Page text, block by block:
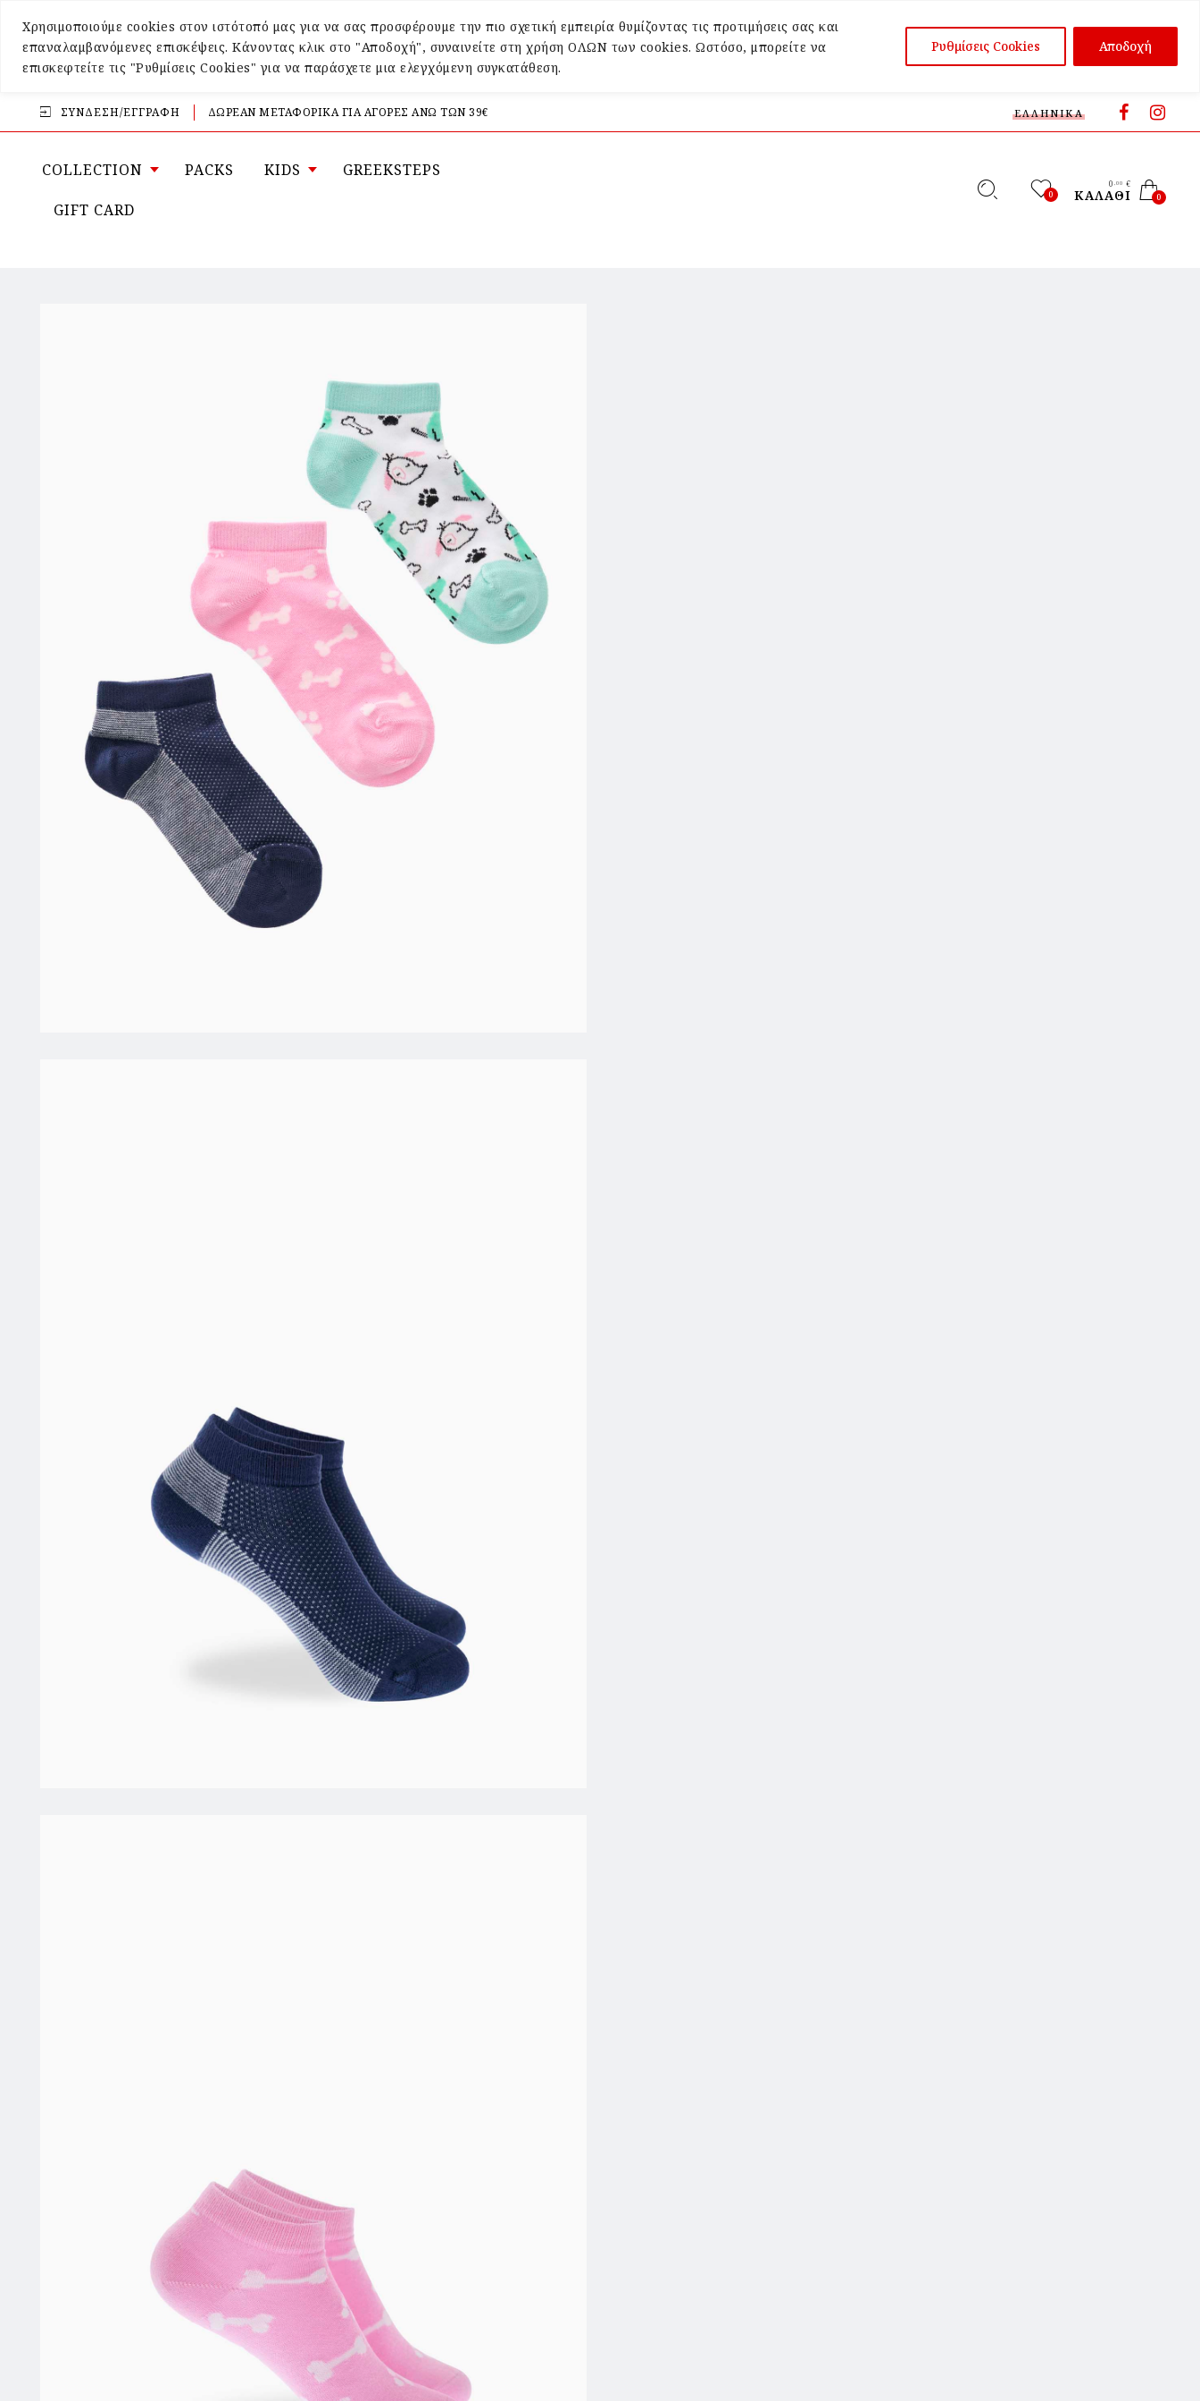
Χρησιμοποιούμε cookies στον ιστότοπό μας για να σας προσφέρουμε την πιο σχετική εμπειρία θυμίζοντας τις προτιμήσεις σας και
επαναλαμβανόμενες επισκέψεις. Κάνοντας κλικ στο "Αποδοχή", συναινείτε στη χρήση ΟΛΩΝ των cookies. Ωστόσο, μπορείτε να
επισκεφτείτε τις "Ρυθμίσεις Cookies" για να παράσχετε μια ελεγχόμενη συγκατάθεση.
Ρυθμίσεις Cookies Αποδοχή
ΣΎΝΔΕΣΗ/ΕΓΓΡΑΦΉ ΔΩΡΕΑΝ ΜΕΤΑΦΟΡΙΚΑ ΓΙΑ ΑΓΟΡΕΣ ΑΝΩ ΤΩΝ 39€ ΕΛΛΗΝΙΚΆ
COLLECTION PACKS KIDS GREEKSTEPS
GIFT CARD
0
0 ,00 €
ΚΑΛΆΘΙ 0